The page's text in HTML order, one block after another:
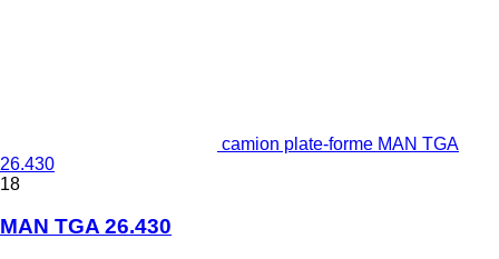
camion plate-forme MAN TGA
26.430
18
MAN TGA 26.430